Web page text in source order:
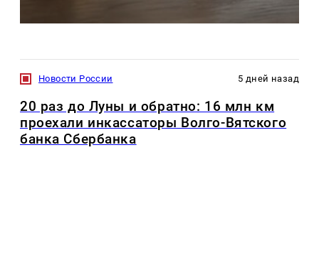
Новости России 5 дней назад
20 раз до Луны и обратно: 16 млн км
проехали инкассаторы Волго-Вятского
банка Сбербанка